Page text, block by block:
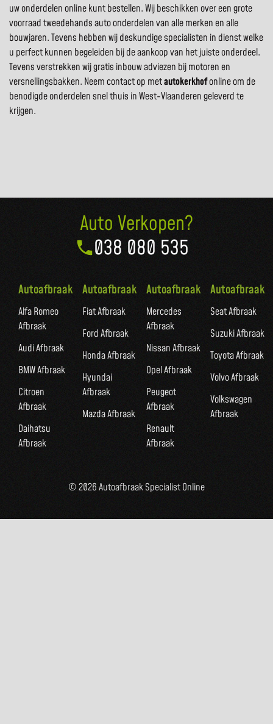
uw onderdelen online kunt bestellen. Wij beschikken over een grote
voorraad tweedehands auto onderdelen van alle merken en alle
bouwjaren. Tevens hebben wij deskundige specialisten in dienst welke
u perfect kunnen begeleiden bij de aankoop van het juiste onderdeel.
Tevens verstrekken wij gratis inbouw adviezen bij motoren en
versnellingsbakken. Neem contact op metautokerkhofonline om de
benodigde onderdelen snel thuis in West-Vlaanderen geleverd te
krijgen.
Auto Verkopen?
038 080 535
Autoafbraak
Alfa Romeo
Afbraak
Audi Afbraak
BMW Afbraak
Citroen
Afbraak
Daihatsu
Afbraak
Autoafbraak
Fiat Afbraak
Ford Afbraak
Honda Afbraak
Hyundai
Afbraak
Mazda Afbraak
Autoafbraak
Mercedes
Afbraak
Nissan Afbraak
Opel Afbraak
Peugeot
Afbraak
Renault
Afbraak
Autoafbraak
Seat Afbraak
Suzuki Afbraak
Toyota Afbraak
Volvo Afbraak
Volkswagen
Afbraak
© 2026 Autoafbraak Specialist Online